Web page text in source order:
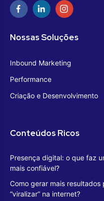
Nossas Soluções
Inbound Marketing
Performance
Criação e Desenvolvimento
Conteúdos Ricos
Presença digital: o que faz
mais confiável?
Como gerar mais
“viralizar” na internet?